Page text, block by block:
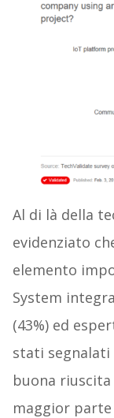
Al di là della
evidenziato
elemento
System
(43%) ed
stati segnalati
buona
maggior